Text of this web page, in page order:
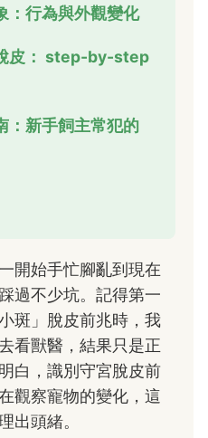
：行為與外觀變化
皮： step-by-step
：新手飼主常犯的
開始手忙腳亂到現在
過不少坑。記得第一
斑」脫皮前兆時，我
看獸醫，結果只是正
白，識別守宮脫皮前
觀察寵物的變化，這
出頭緒。